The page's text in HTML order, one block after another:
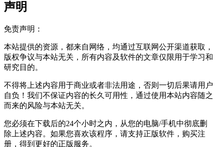
声明
免责声明：
本站提供的资源，都来自网络，均通过互联网公开渠道获取，
版权争议与本站无关，所有内容及软件的文章仅限用于学习和
研究目的。
不得将上述内容用于商业或者非法用途，否则一切后果请用户
自负！我们不保证内容的长久可用性，通过使用本站内容随之
而来的风险与本站无关。
您必须在下载后的24个小时之内，从您的电脑/手机中彻底删
除上述内容。如果您喜欢该程序，请支持正版软件，购买注
册，得到更好的正版服务。